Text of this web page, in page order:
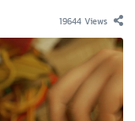
19644 Views